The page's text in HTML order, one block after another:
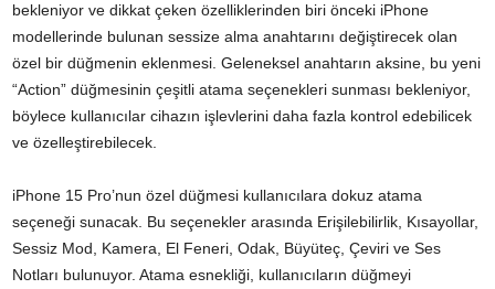
bekleniyor ve dikkat çeken özelliklerinden biri önceki iPhone
modellerinde bulunan sessize alma anahtarını değiştirecek olan
özel bir düğmenin eklenmesi. Geleneksel anahtarın aksine, bu yeni
“Action” düğmesinin çeşitli atama seçenekleri sunması bekleniyor,
böylece kullanıcılar cihazın işlevlerini daha fazla kontrol edebilicek
ve özelleştirebilecek.
iPhone 15 Pro’nun özel düğmesi kullanıcılara dokuz atama
seçeneği sunacak. Bu seçenekler arasında Erişilebilirlik, Kısayollar,
Sessiz Mod, Kamera, El Feneri, Odak, Büyüteç, Çeviri ve Ses
Notları bulunuyor. Atama esnekliği, kullanıcıların düğmeyi